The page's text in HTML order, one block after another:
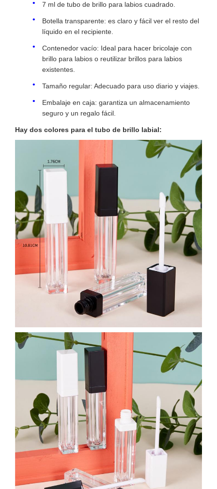
7 ml de tubo de brillo para labios cuadrado.
Botella transparente: es claro y fácil ver el resto del
líquido en el recipiente.
Contenedor vacío: Ideal para hacer bricolaje con
brillo para labios o reutilizar brillos para labios
existentes.
Tamaño regular: Adecuado para uso diario y viajes.
Embalaje en caja: garantiza un almacenamiento
seguro y un regalo fácil.
Hay dos colores para el tubo de brillo labial: